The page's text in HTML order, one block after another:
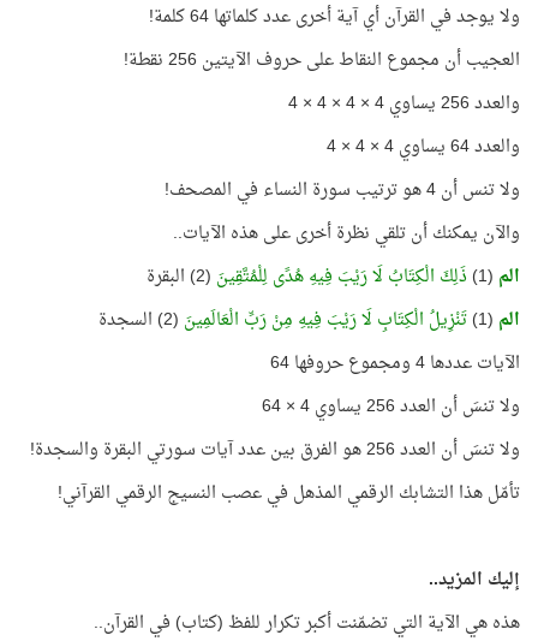
ولا يوجد في القرآن أي آية أخرى عدد كلماتها 64 كلمة!
العجيب أن مجموع النقاط على حروف الآيتين 256 نقطة!
والعدد 256 يساوي 4 × 4 × 4 × 4
والعدد 64 يساوي 4 × 4 × 4
ولا تنس أن 4 هو ترتيب سورة النساء في المصحف!
والآن يمكنك أن تلقي نظرة أخرى على هذه الآيات..
الم (1) ذَلِكَ الْكِتَابُ لَا رَيْبَ فِيهِ هُدًى لِلْمُتَّقِينَ (2) البقرة
الم (1) تَنْزِيلُ الْكِتَابِ لَا رَيْبَ فِيهِ مِنْ رَبِّ الْعَالَمِينَ (2) السجدة
الآيات عددها 4 ومجموع حروفها 64
ولا تنسَ أن العدد 256 يساوي 4 × 64
ولا تنسَ أن العدد 256 هو الفرق بين عدد آيات سورتي البقرة والسجدة!
تأمّل هذا التشابك الرقمي المذهل في عصب النسيج الرقمي القرآني!
إليك المزيد..
هذه هي الآية التي تضمّنت أكبر تكرار للفظ (كتاب) في القرآن..